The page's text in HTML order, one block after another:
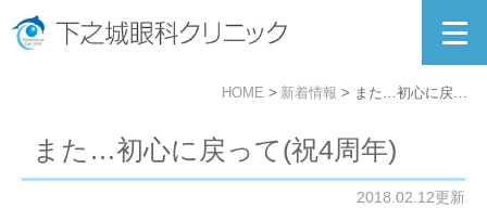
HOME 新着情報 また…初心に戻って(祝4周年)
また…初心に戻って(祝4周年)
2018.02.12更新